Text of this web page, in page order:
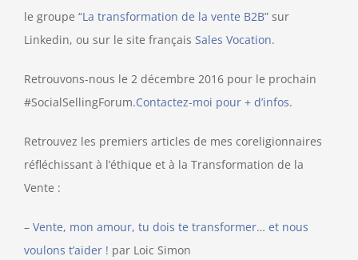
le groupe “La transformation de la vente B2B” sur
Linkedin, ou sur le site français Sales Vocation.
Retrouvons-nous le 2 décembre 2016 pour le prochain
#SocialSellingForum.Contactez-moi pour + d’infos.
Retrouvez les premiers articles de mes coreligionnaires
réfléchissant à l’éthique et à la Transformation de la
Vente :
– Vente, mon amour, tu dois te transformer… et nous
voulons t’aider ! par Loic Simon